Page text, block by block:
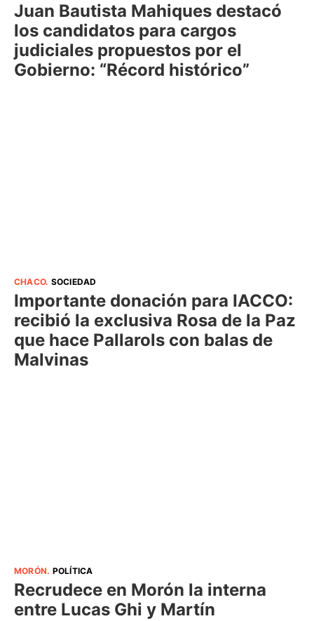
Juan Bautista Mahiques destacó
los candidatos para cargos
judiciales propuestos por el
Gobierno: “Récord histórico”
CHACO. SOCIEDAD
Importante donación para IACCO:
recibió la exclusiva Rosa de la Paz
que hace Pallarols con balas de
Malvinas
MORÓN. POLÍTICA
Recrudece en Morón la interna
entre Lucas Ghi y Martín